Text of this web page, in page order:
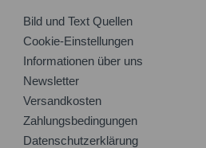
Bild und Text Quellen
Cookie-Einstellungen
Informationen über uns
Newsletter
Versandkosten
Zahlungsbedingungen
Datenschutzerklärung